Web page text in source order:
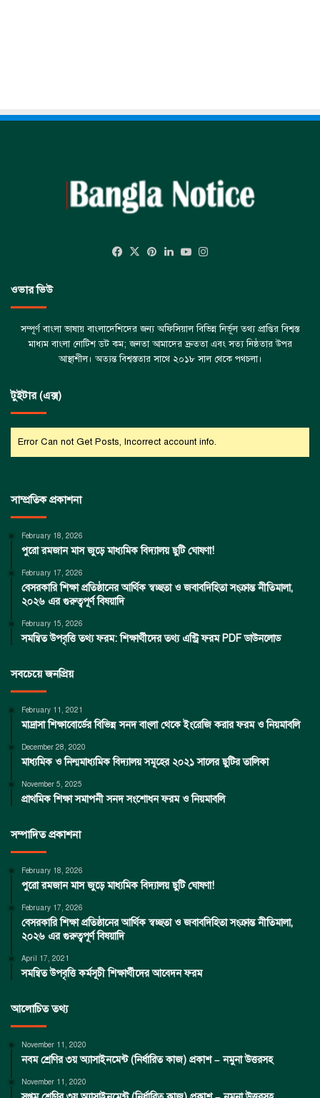
Facebook
X Pinterest
LinkedInYouTube
ওভার ভিউ
সম্পূর্ণ বাংলা ভাষায় বাংলাদেশিদের জন্য অফিসিয়াল বিভিন্ন নির্ভূল তথ্য প্রাপ্তির বিশ্বস্ত
মাধ্যম বাংলা নোটিশ ডট কম; জনতা আমাদের দ্রুততা এবং সত্য নিষ্ঠতার উপর
আস্থাশীল। অত্যন্ত বিশ্বস্ততার সাথে ২০১৮ সাল থেকে পথচলা।
টুইটার (এক্স)
Error Can not Get Posts, Incorrect account info.
সাম্প্রতিক প্রকাশনা
February 18, 2026
পুরো রমজান মাস জুড়ে মাধ্যমিক বিদ্যালয় ছুটি ঘোষণা!
February 17, 2026
বেসরকারি শিক্ষা প্রতিষ্ঠানের আর্থিক স্বচ্ছতা ও জবাবদিহিতা সংক্রান্ত নীতিমালা,
২০২৬ এর গুরুত্বপূর্ণ বিষয়াদি
February 15, 2026
সমন্বিত উপবৃত্তি তথ্য ফরম: শিক্ষার্থীদের তথ্য এন্ট্রি ফরম PDF ডাউনলোড
সবচেয়ে জনপ্রিয়
February 11, 2021
মাদ্রাসা শিক্ষাবোর্ডের বিভিন্ন সনদ বাংলা থেকে ইংরেজি করার ফরম ও নিয়মাবলি
December 28, 2020
মাধ্যমিক ও নিন্মমাধ্যমিক বিদ্যালয় সমূহের ২০২১ সালের ছুটির তালিকা
November 5, 2025
প্রাথমিক শিক্ষা সমাপনী সনদ সংশোধন ফরম ও নিয়মাবলি
সম্পাদিত প্রকাশনা
February 18, 2026
পুরো রমজান মাস জুড়ে মাধ্যমিক বিদ্যালয় ছুটি ঘোষণা!
February 17, 2026
বেসরকারি শিক্ষা প্রতিষ্ঠানের আর্থিক স্বচ্ছতা ও জবাবদিহিতা সংক্রান্ত নীতিমালা,
২০২৬ এর গুরুত্বপূর্ণ বিষয়াদি
April 17, 2021
সমন্বিত উপবৃত্তি কর্মসূচী শিক্ষার্থীদের আবেদন ফরম
আলোচিত তথ্য
November 11, 2020
নবম শ্রেণির ৩য় অ্যাসাইনমেন্ট (নির্ধারিত কাজ) প্রকাশ – নমুনা উত্তরসহ
November 11, 2020